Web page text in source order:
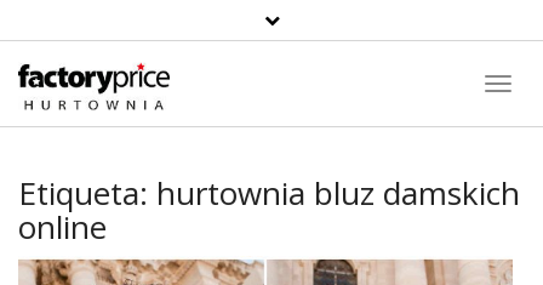
Etiqueta: hurtownia bluz damskich
online